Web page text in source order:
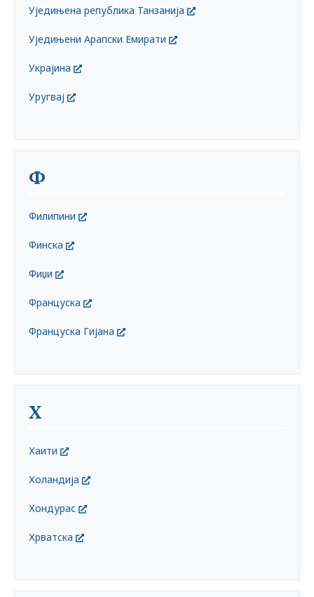
Уједињена република Танзанија
Уједињени Арапски Емирати
Украјина
Уругвај
Ф
Филипини
Финска
Фиџи
Француска
Француска Гијана
Х
Хаити
Холандија
Хондурас
Хрватска